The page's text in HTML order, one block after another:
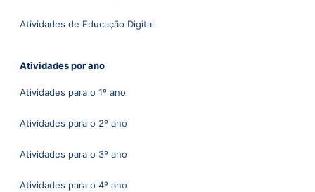
Atividades de Educação Digital
Atividades por ano
Atividades para o 1º ano
Atividades para o 2º ano
Atividades para o 3º ano
Atividades para o 4º ano